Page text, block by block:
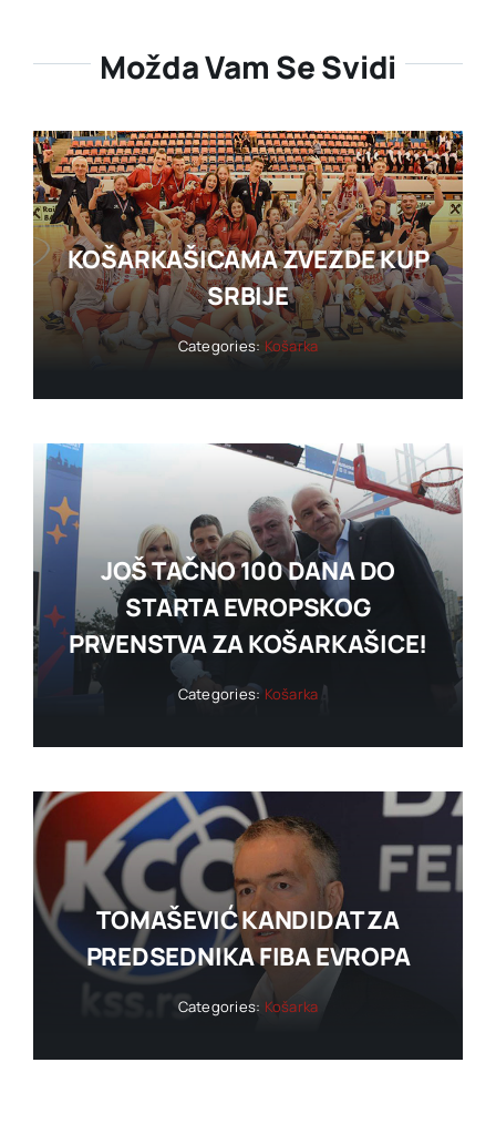
Možda Vam Se Svidi
KOŠARKAŠICAMA ZVEZDE KUP
SRBIJE
Categories: Košarka
JOŠ TAČNO 100 DANA DO
STARTA EVROPSKOG
PRVENSTVA ZA KOŠARKAŠICE!
Categories: Košarka
TOMAŠEVIĆ KANDIDAT ZA
PREDSEDNIKA FIBA EVROPA
Categories: Košarka